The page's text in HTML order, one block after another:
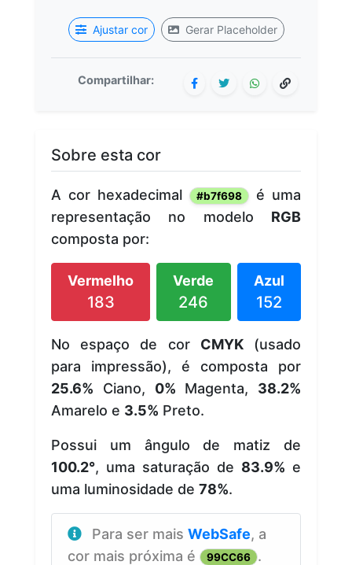
Ajustar cor Gerar Placeholder
Compartilhar:
Sobre esta cor
A cor hexadecimal #b7f698
é uma
representação no modelo RGB
composta por:
Vermelho
183
Verde
246
Azul
152
No espaço de cor CMYK(usado
para impressão), é composta por
25.6% Ciano, 0% Magenta, 38.2%
Amarelo e 3.5% Preto.
Possui um ângulo de matiz de
100.2°, uma saturação de 83.9% e
uma luminosidade de 78%.
Para ser mais WebSafe, a
cor mais próxima é
99CC66 .